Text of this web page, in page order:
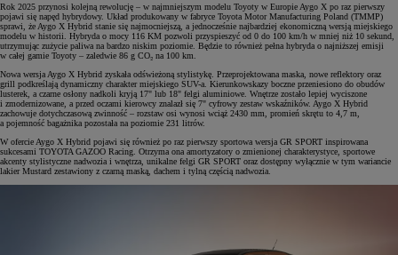
Rok 2025 przynosi kolejną rewolucję – w najmniejszym modelu Toyoty w Europie Aygo X po raz pierwszy
pojawi się napęd hybrydowy. Układ produkowany w fabryce Toyota Motor Manufacturing Poland (TMMP)
sprawi, że Aygo X Hybrid stanie się najmocniejszą, a jednocześnie najbardziej ekonomiczną wersją miejskiego
modelu w historii. Hybryda o mocy 116 KM pozwoli przyspieszyć od 0 do 100 km/h w mniej niż 10 sekund,
utrzymując zużycie paliwa na bardzo niskim poziomie. Będzie to również pełna hybryda o najniższej emisji
w całej gamie Toyoty – zaledwie 86 g CO₂ na 100 km.
Nowa wersja Aygo X Hybrid zyskała odświeżoną stylistykę. Przeprojektowana maska, nowe reflektory oraz
grill podkreślają dynamiczny charakter miejskiego SUV-a. Kierunkowskazy boczne przeniesiono do obudów
lusterek, a czarne osłony nadkoli kryją 17" lub 18" felgi aluminiowe. Wnętrze zostało lepiej wyciszone
i zmodernizowane, a przed oczami kierowcy znalazł się 7" cyfrowy zestaw wskaźników. Aygo X Hybrid
zachowuje dotychczasową zwinność – rozstaw osi wynosi wciąż 2430 mm, promień skrętu to 4,7 m,
a pojemność bagażnika pozostała na poziomie 231 litrów.
W ofercie Aygo X Hybrid pojawi się również po raz pierwszy sportowa wersja GR SPORT inspirowana
sukcesami TOYOTA GAZOO Racing. Otrzyma ona amortyzatory o zmienionej charakterystyce, sportowe
akcenty stylistyczne nadwozia i wnętrza, unikalne felgi GR SPORT oraz dostępny wyłącznie w tym wariancie
lakier Mustard zestawiony z czarną maską, dachem i tylną częścią nadwozia.